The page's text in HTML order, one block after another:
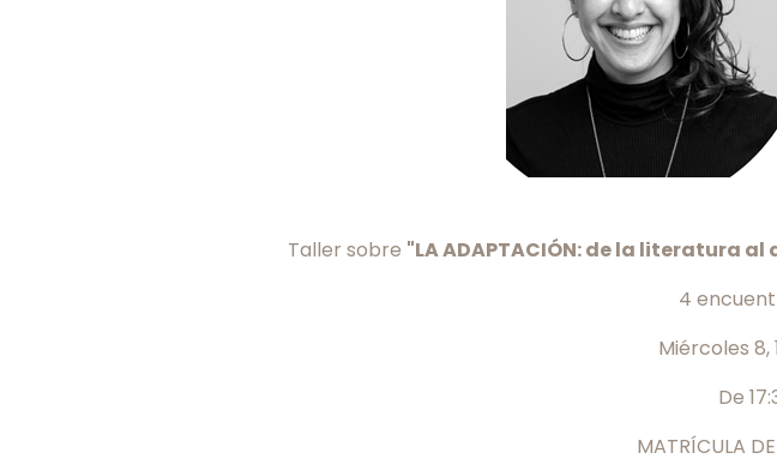
Taller sobre "LA ADAPTACIÓN: de la literatura
4
Miércoles 8,
De
MATRÍCULA